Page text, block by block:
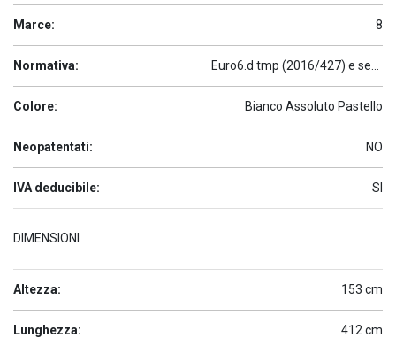
Marce: 8
Normativa:
Colore: Bianco Assoluto Pastello
Neopatentati: NO
IVA deducibile: SI
DIMENSIONI
Altezza: 153 cm
Lunghezza: 412 cm